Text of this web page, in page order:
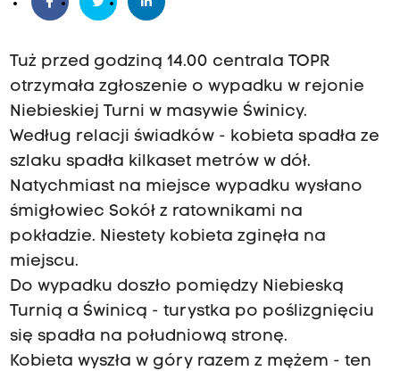
Tuż przed godziną 14.00 centrala TOPR
otrzymała zgłoszenie o wypadku w rejonie
Niebieskiej Turni w masywie Świnicy.
Według relacji świadków - kobieta spadła ze
szlaku spadła kilkaset metrów w dół.
Natychmiast na miejsce wypadku wysłano
śmigłowiec Sokół z ratownikami na
pokładzie. Niestety kobieta zginęła na
miejscu.
Do wypadku doszło pomiędzy Niebieską
Turnią a Świnicą - turystka po poślizgnięciu
się spadła na południową stronę.
Kobieta wyszła w góry razem z mężem - ten